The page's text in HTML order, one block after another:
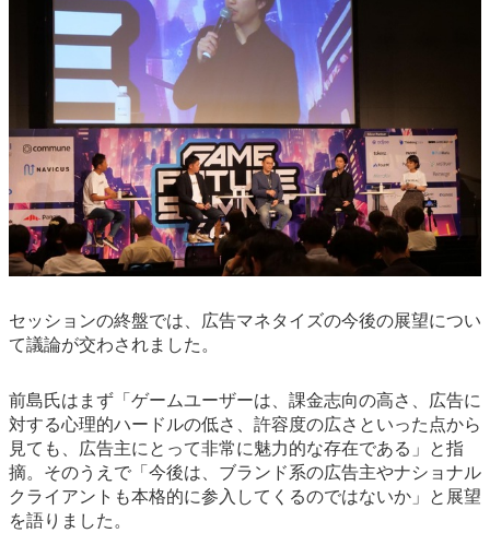
セッションの終盤では、広告マネタイズの今後の展望につい
て議論が交わされました。
前島氏はまず「ゲームユーザーは、課金志向の高さ、広告に
対する心理的ハードルの低さ、許容度の広さといった点から
見ても、広告主にとって非常に魅力的な存在である」と指
摘。そのうえで「今後は、ブランド系の広告主やナショナル
クライアントも本格的に参入してくるのではないか」と展望
を語りました。